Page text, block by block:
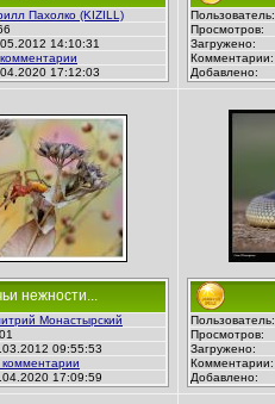
Пахолко (KIZILL)
14:10:31
17:12:03
Пользователь:
Просмотров:
Загружено:
Комментарии:
Добавлено:
нежности...
Монастырский
09:55:53
комментарии
17:09:59
Пользователь:
Просмотров:
Загружено:
Комментарии:
Добавлено: